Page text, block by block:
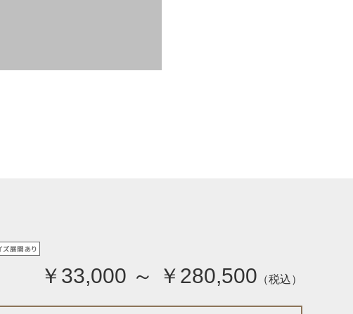
￥33,000 ～ ￥280,500 （税込）